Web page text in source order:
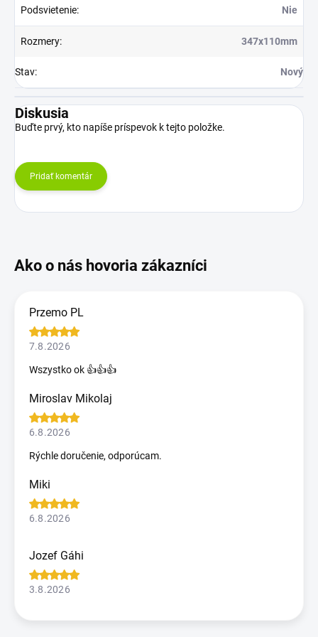
Podsvietenie: Nie
Rozmery: 347x110mm
Stav: Nový
Diskusia
Buďte prvý, kto napíše príspevok k tejto položke.
Pridať komentár
Przemo PL
7.8.2026
Wszystko ok 👍👍👍
Miroslav Mikolaj
6.8.2026
Rýchle doručenie, odporúcam.
Miki
6.8.2026
Jozef Gáhi
3.8.2026